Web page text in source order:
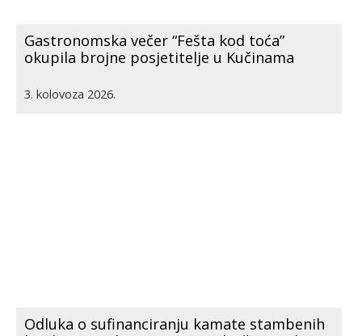
Gastronomska večer “Fešta kod toća”
okupila brojne posjetitelje u Kučinama
3. kolovoza 2026.
Odluka o sufinanciranju kamate stambenih